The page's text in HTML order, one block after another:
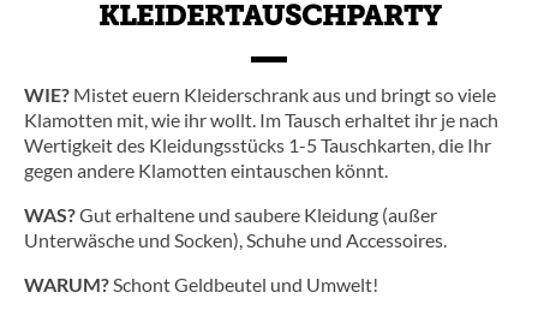
KLEIDERTAUSCHPARTY
WIE? Mistet euern Kleiderschrank aus und bringt so viele
Klamotten mit, wie ihr wollt. Im Tausch erhaltet ihr je nach
Wertigkeit des Kleidungsstücks 1-5 Tauschkarten, die Ihr
gegen andere Klamotten eintauschen könnt.
WAS?Gut erhaltene und saubere Kleidung (außer
Unterwäsche und Socken), Schuhe und Accessoires.
WARUM?Schont Geldbeutel und Umwelt!